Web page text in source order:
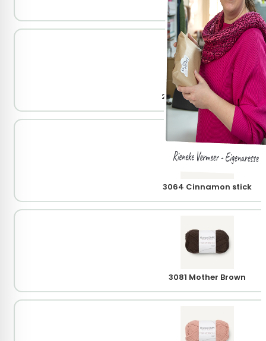
2321 Marsepein
2650 Heathered Beige
3064 Cinnamon stick
3081 Mother Brown